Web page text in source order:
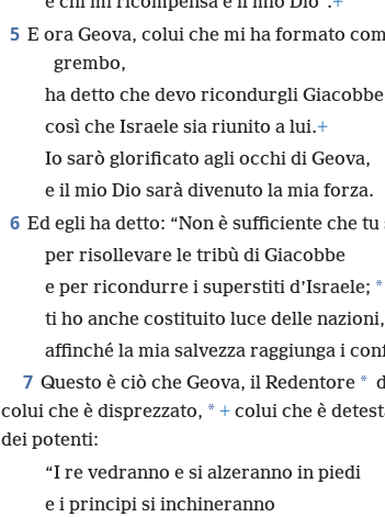
5 E ora Geova, colui che mi ha formato
grembo,
ha detto che devo ricondurgli
così che Israele sia riunito a lui.+
Io sarò glorificato agli occhi di Geova,
e il mio Dio sarà divenuto la mia forza.
6 Ed egli ha detto: “Non è sufficiente che
per risollevare le tribù di Giacobbe
e per ricondurre i superstiti d’Israele; *
ti ho anche costituito luce delle nazioni,
affinché la mia salvezza raggiunga i
7 Questo è ciò che Geova, il Redentore *
colui che è disprezzato, * + colui che è
dei potenti:
“I re vedranno e si alzeranno in piedi
e i principi si inchineranno